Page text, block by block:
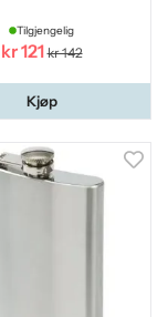
Tilgjengelig
kr 121 kr 142
Kjøp